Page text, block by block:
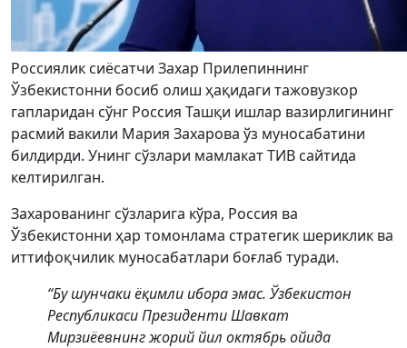
Россиялик сиёсатчи Захар Прилепиннинг
Ўзбекистонни босиб олиш ҳақидаги тажовузкор
гапларидан сўнг Россия Ташқи ишлар вазирлигининг
расмий вакили Мария Захарова ўз муносабатини
билдирди. Унинг сўзлари мамлакат ТИВ сайтида
келтирилган.
Захарованинг сўзларига кўра, Россия ва
Ўзбекистонни ҳар томонлама стратегик шериклик ва
иттифоқчилик муносабатлари боғлаб туради.
“Бу шунчаки ёқимли ибора эмас. Ўзбекистон
Республикаси Президенти Шавкат
Мирзиёевнинг жорий йил октябрь ойида